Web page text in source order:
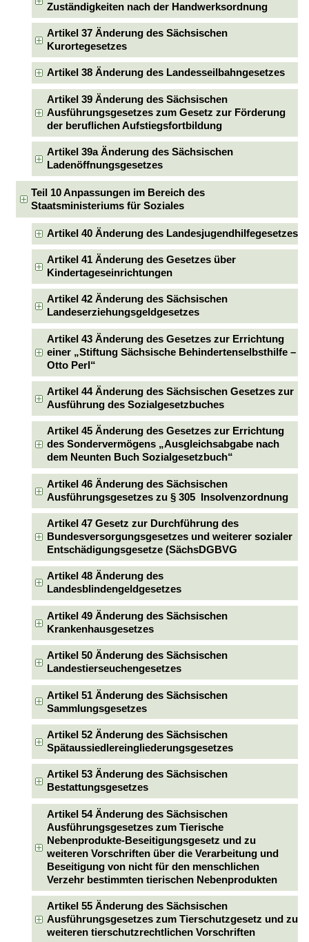
Zuständigkeiten nach der Handwerksordnung
Artikel 37 Änderung des Sächsischen
Kurortegesetzes
Artikel 38 Änderung des Landesseilbahngesetzes
Artikel 39 Änderung des Sächsischen
Ausführungsgesetzes zum Gesetz zur Förderung
der beruflichen Aufstiegsfortbildung
Artikel 39a Änderung des Sächsischen
Ladenöffnungsgesetzes
Teil 10 Anpassungen im Bereich des
Staatsministeriums für Soziales
Artikel 40 Änderung des Landesjugendhilfegesetzes
Artikel 41 Änderung des Gesetzes über
Kindertageseinrichtungen
Artikel 42 Änderung des Sächsischen
Landeserziehungsgeldgesetzes
Artikel 43 Änderung des Gesetzes zur Errichtung
einer „Stiftung Sächsische Behindertenselbsthilfe –
Otto Perl“
Artikel 44 Änderung des Sächsischen Gesetzes zur
Ausführung des Sozialgesetzbuches
Artikel 45 Änderung des Gesetzes zur Errichtung
des Sondervermögens „Ausgleichsabgabe nach
dem Neunten Buch Sozialgesetzbuch“
Artikel 46 Änderung des Sächsischen
Ausführungsgesetzes zu § 305 Insolvenzordnung
Artikel 47 Gesetz zur Durchführung des
Bundesversorgungsgesetzes und weiterer sozialer
Entschädigungsgesetze (SächsDGBVG
Artikel 48 Änderung des
Landesblindengeldgesetzes
Artikel 49 Änderung des Sächsischen
Krankenhausgesetzes
Artikel 50 Änderung des Sächsischen
Landestierseuchengesetzes
Artikel 51 Änderung des Sächsischen
Sammlungsgesetzes
Artikel 52 Änderung des Sächsischen
Spätaussiedlereingliederungsgesetzes
Artikel 53 Änderung des Sächsischen
Bestattungsgesetzes
Artikel 54 Änderung des Sächsischen
Ausführungsgesetzes zum Tierische
Nebenprodukte-Beseitigungsgesetz und zu
weiteren Vorschriften über die Verarbeitung und
Beseitigung von nicht für den menschlichen
Verzehr bestimmten tierischen Nebenprodukten
Artikel 55 Änderung des Sächsischen
Ausführungsgesetzes zum Tierschutzgesetz und zu
weiteren tierschutzrechtlichen Vorschriften